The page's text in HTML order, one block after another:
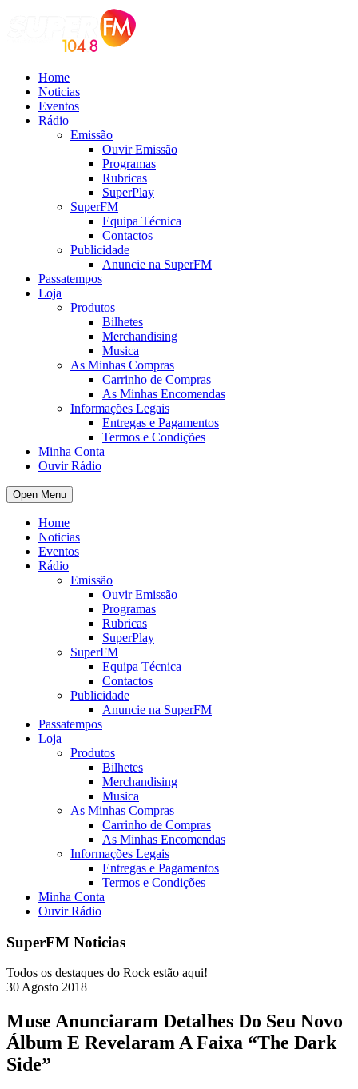
Home
Noticias
Eventos
Rádio
Emissão
Ouvir Emissão
Programas
Rubricas
SuperPlay
SuperFM
Equipa Técnica
Contactos
Publicidade
Anuncie na SuperFM
Passatempos
Loja
Produtos
Bilhetes
Merchandising
Musica
As Minhas Compras
Carrinho de Compras
As Minhas Encomendas
Informações Legais
Entregas e Pagamentos
Termos e Condições
Minha Conta
Ouvir Rádio
Open Menu
Home
Noticias
Eventos
Rádio
Emissão
Ouvir Emissão
Programas
Rubricas
SuperPlay
SuperFM
Equipa Técnica
Contactos
Publicidade
Anuncie na SuperFM
Passatempos
Loja
Produtos
Bilhetes
Merchandising
Musica
As Minhas Compras
Carrinho de Compras
As Minhas Encomendas
Informações Legais
Entregas e Pagamentos
Termos e Condições
Minha Conta
Ouvir Rádio
SuperFM Noticias
Todos os destaques do Rock estão aqui!
30Agosto 2018
Muse Anunciaram Detalhes Do Seu Novo
Álbum E Revelaram A Faixa “The Dark
Side”